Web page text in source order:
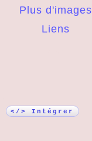
Plus d'images
Liens
</> Intégrer